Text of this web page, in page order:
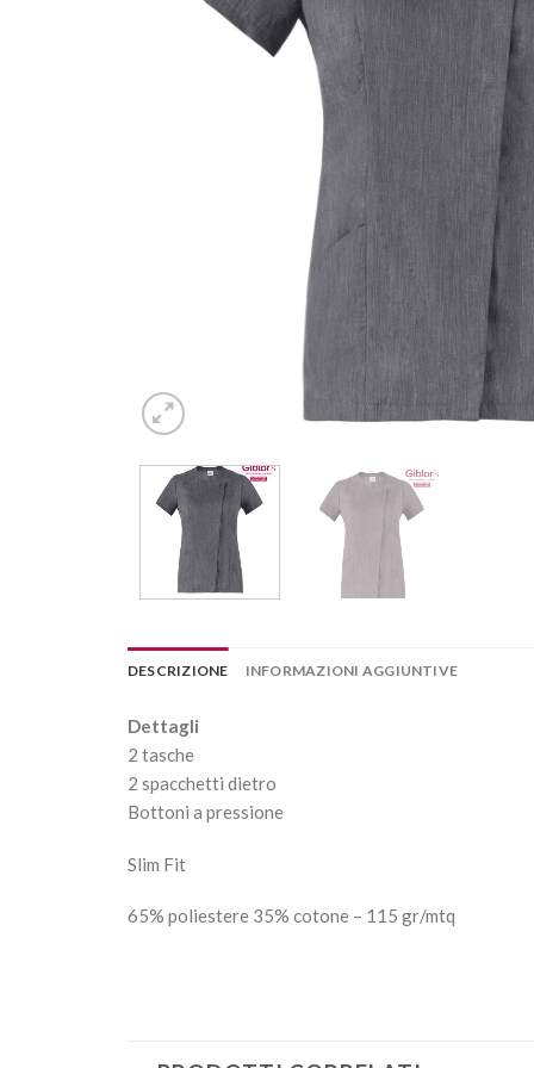
DESCRIZIONE INFORMAZIONI AGGIUNTIVE
Dettagli
2 tasche
2 spacchetti dietro
Bottoni a pressione
Slim Fit
65% poliestere 35% cotone – 115 gr/mtq